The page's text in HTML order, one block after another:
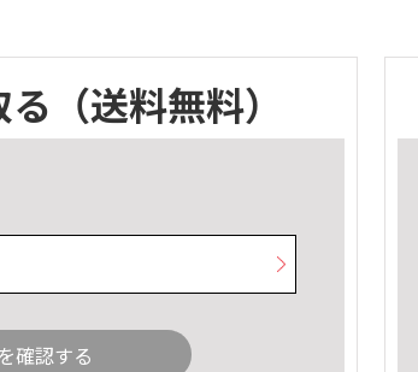
（送料無料）
確認する